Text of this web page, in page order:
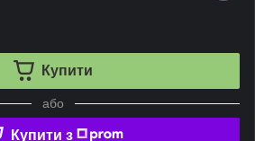
Купити
або
Купити з